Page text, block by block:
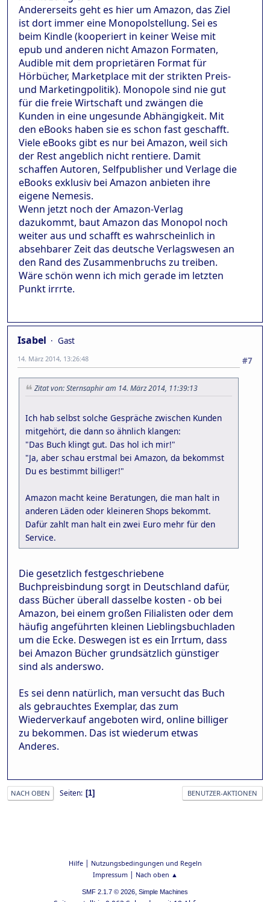
Andererseits geht es hier um Amazon, das Ziel
ist dort immer eine Monopolstellung. Sei es
beim Kindle (kooperiert in keiner Weise mit
epub und anderen nicht Amazon Formaten,
Audible mit dem proprietären Format für
Hörbücher, Marketplace mit der strikten Preis-
und Marketingpolitik). Monopole sind nie gut
für die freie Wirtschaft und zwängen die
Kunden in eine ungesunde Abhängigkeit. Mit
den eBooks haben sie es schon fast geschafft.
Viele eBooks gibt es nur bei Amazon, weil sich
der Rest angeblich nicht rentiere. Damit
schaffen Autoren, Selfpublisher und Verlage die
eBooks exklusiv bei Amazon anbieten ihre
eigene Nemesis.
Wenn jetzt noch der Amazon-Verlag
dazukommt, baut Amazon das Monopol noch
weiter aus und schafft es wahrscheinlich in
absehbarer Zeit das deutsche Verlagswesen an
den Rand des Zusammenbruchs zu treiben.
Wäre schön wenn ich mich gerade im letzten
Punkt irrrte.
Isabel
Gast
#7
14. März 2014, 13:26:48
Zitat von: Sternsaphir am 14. März 2014, 11:39:13
Ich hab selbst solche Gespräche zwischen Kunden
mitgehört, die dann so ähnlich klangen:
"Das Buch klingt gut. Das hol ich mir!"
"Ja, aber schau erstmal bei Amazon, da bekommst
Du es bestimmt billiger!"
Amazon macht keine Beratungen, die man halt in
anderen Läden oder kleineren Shops bekommt.
Dafür zahlt man halt ein zwei Euro mehr für den
Service.
Die gesetzlich festgeschriebene
Buchpreisbindung sorgt in Deutschland dafür,
dass Bücher überall dasselbe kosten - ob bei
Amazon, bei einem großen Filialisten oder dem
häufig angeführten kleinen Lieblingsbuchladen
um die Ecke. Deswegen ist es ein Irrtum, dass
bei Amazon Bücher grundsätzlich günstiger
sind als anderswo.
Es sei denn natürlich, man versucht das Buch
als gebrauchtes Exemplar, das zum
Wiederverkauf angeboten wird, online billiger
zu bekommen. Das ist wiederum etwas
Anderes.
NACH OBEN Seiten 1 BENUTZER-AKTIONEN
Hilfe| Nutzungsbedingungen und Regeln
Impressum| Nach oben ▲
SMF 2.1.7 © 2026, Simple Machines